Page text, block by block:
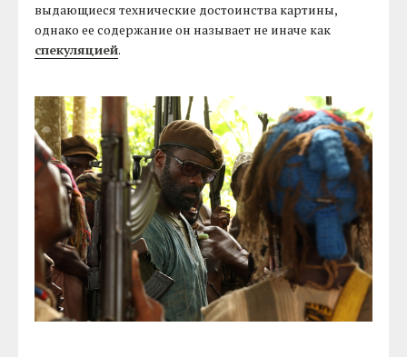
выдающиеся технические достоинства картины,
однако ее содержание он называет не иначе как
спекуляцией.